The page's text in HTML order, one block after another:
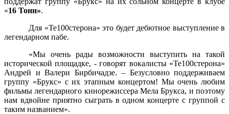
«16 Тонн».
Для «Те100стерона» это будет дебютное выступление в
легендарном пабе.
«Мы очень рады возможности выступить на такой
исторической площадке, - говорят вокалисты «Те100стерона»
Андрей и Валери Бирбичадзе. – Безусловно поддерживаем
группу «Брукс» с их этапным концертом! Мы очень любим
фильмы легендарного кинорежиссера Мела Брукса, и поэтому
нам вдвойне приятно сыграть в одном концерте с группой с
таким названием».